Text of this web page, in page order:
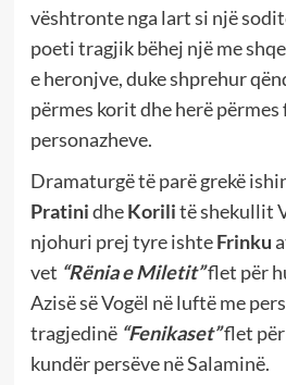
vështronte nga lart si një
poeti tragjik bëhej një me
e heronjve, duke shprehur
përmes korit dhe herë përmes
personazheve.
Dramaturgë të parë grekë
Pratinidhe Korilitëshekullit
njohuri prej tyre ishte Frinku
vet “Rënia e Miletit”flet për
Azisë së Vogël në luftë me
tragjedinë “Fenikaset”flet
kundër persëve në Salaminë.